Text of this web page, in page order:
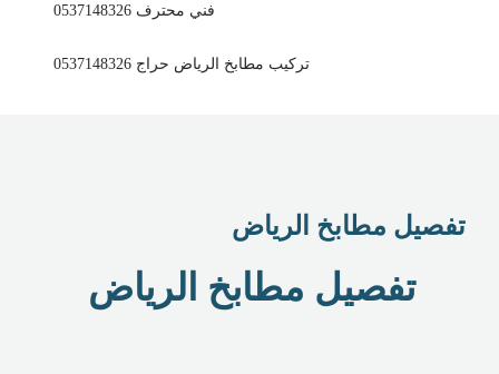
فني محترف 0537148326
تركيب مطابخ الرياض حراج 0537148326
تفصيل مطابخ الرياض
تفصيل مطابخ الرياض